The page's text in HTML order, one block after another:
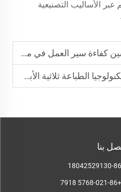
عبر الأساليب التصنيعية
الطباعة ثلاثية الأبعاد دون إضافة ورديات إضافية؟
بنا
+86-021-5768 7918